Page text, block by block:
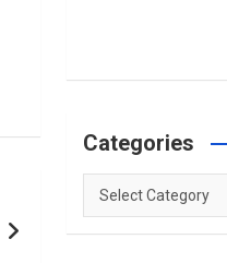
Categories
Categories